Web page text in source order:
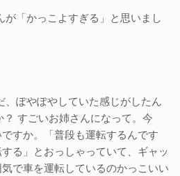
が「かっこよすぎる」と思いまし
、ぽやぽやしていた感じがしたん
すごいお姉さんになって。今
すか。「普段も運転するんです
る」とおっしゃっていて、ギャッ
で車を運転しているのかっこいい